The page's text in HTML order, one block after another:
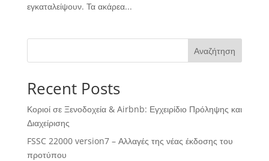
εγκαταλείψουν. Τα ακάρεα...
Αναζήτηση
Recent Posts
Κοριοί σε Ξενοδοχεία & Airbnb: Εγχειρίδιο Πρόληψης και
Διαχείρισης
FSSC 22000 version7 – Αλλαγές της νέας έκδοσης του
προτύπου